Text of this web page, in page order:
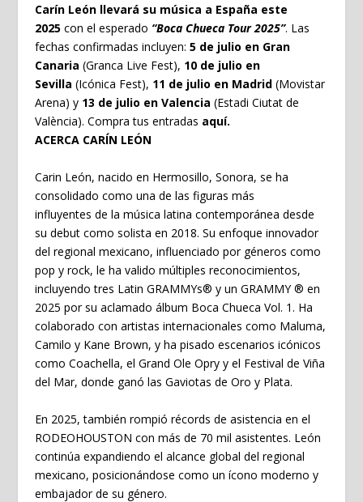
Carín León llevará su música a España este
2025con el esperado “Boca Chueca Tour 2025”. Las
fechas confirmadas incluyen: 5 de julio en Gran
Canaria (Granca Live Fest), 10 de julio en
Sevilla (Icónica Fest), 11 de julio en Madrid(Movistar
Arena) y 13 de julio en Valencia (Estadi Ciutat de
València). Compra tus entradas aquí.
ACERCA CARÍN LEÓN
Carin León, nacido en Hermosillo, Sonora, se ha
consolidado como una de las figuras más
influyentes de la música latina contemporánea desde
su debut como solista en 2018. Su enfoque innovador
del regional mexicano, influenciado por géneros como
pop y rock, le ha valido múltiples reconocimientos,
incluyendo tres Latin GRAMMYs®️ y un GRAMMY®️ en
2025 por su aclamado álbum Boca Chueca Vol. 1. Ha
colaborado con artistas internacionales como Maluma,
Camilo y Kane Brown, y ha pisado escenarios icónicos
como Coachella, el Grand Ole Opry y el Festival de Viña
del Mar, donde ganó las Gaviotas de Oro y Plata.
En 2025, también rompió récords de asistencia en el
RODEOHOUSTON con más de 70 mil asistentes. León
continúa expandiendo el alcance global del regional
mexicano, posicionándose como un ícono moderno y
embajador de su género.